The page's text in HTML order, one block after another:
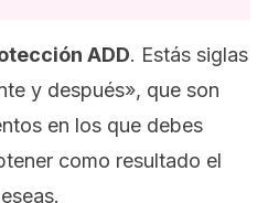
ADD. Estás siglas
y después», que son
en los que debes
como resultado el